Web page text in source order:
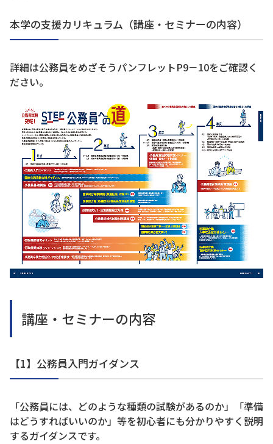
本学の支援カリキュラム（講座・セミナーの内容）
詳細は公務員をめざそうパンフレットP9－10をご確認く
ださい。
講座・セミナーの内容
【1】公務員入門ガイダンス
「公務員には、どのような種類の試験があるのか」「準備
はどうすればいいのか」等を初心者にも分かりやすく説明
するガイダンスです。